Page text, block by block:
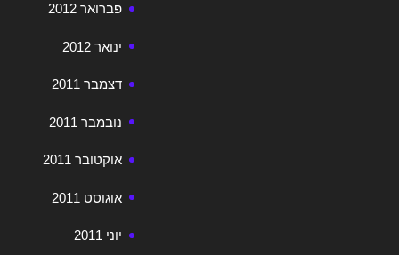
פברואר 2012
ינואר 2012
דצמבר 2011
נובמבר 2011
אוקטובר 2011
אוגוסט 2011
יוני 2011